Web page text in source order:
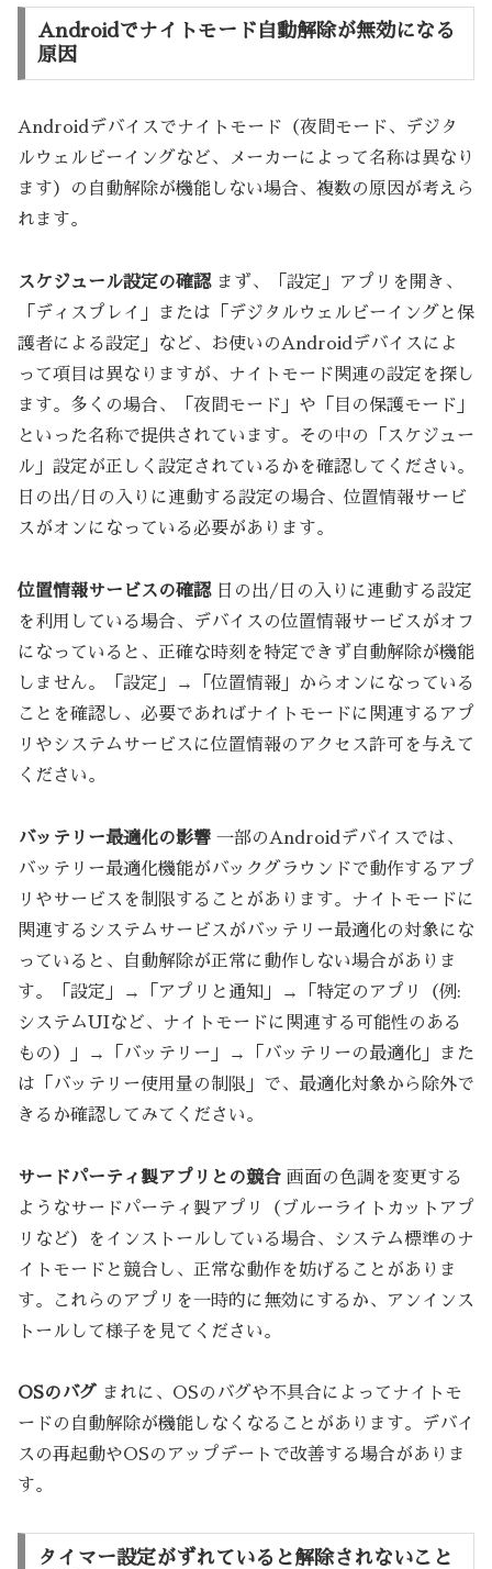
Androidでナイトモード自動解除が無効になる
原因
Androidデバイスでナイトモード（夜間モード、デジタ
ルウェルビーイングなど、メーカーによって名称は異なり
ます）の自動解除が機能しない場合、複数の原因が考えら
れます。
スケジュール設定の確認まず、「設定」アプリを開き、
「ディスプレイ」または「デジタルウェルビーイングと保
護者による設定」など、お使いのAndroidデバイスによ
って項目は異なりますが、ナイトモード関連の設定を探し
ます。多くの場合、「夜間モード」や「目の保護モード」
といった名称で提供されています。その中の「スケジュー
ル」設定が正しく設定されているかを確認してください。
日の出/日の入りに連動する設定の場合、位置情報サービ
スがオンになっている必要があります。
位置情報サービスの確認日の出/日の入りに連動する設定
を利用している場合、デバイスの位置情報サービスがオフ
になっていると、正確な時刻を特定できず自動解除が機能
しません。「設定」→「位置情報」からオンになっている
ことを確認し、必要であればナイトモードに関連するアプ
リやシステムサービスに位置情報のアクセス許可を与えて
ください。
バッテリー最適化の影響 一部のAndroidデバイスでは、
バッテリー最適化機能がバックグラウンドで動作するアプ
リやサービスを制限することがあります。ナイトモードに
関連するシステムサービスがバッテリー最適化の対象にな
っていると、自動解除が正常に動作しない場合がありま
す。「設定」→「アプリと通知」→「特定のアプリ（例:
システムUIなど、ナイトモードに関連する可能性のある
もの）」→「バッテリー」→「バッテリーの最適化」また
は「バッテリー使用量の制限」で、最適化対象から除外で
きるか確認してみてください。
サードパーティ製アプリとの競合 画面の色調を変更する
ようなサードパーティ製アプリ（ブルーライトカットアプ
リなど）をインストールしている場合、システム標準のナ
イトモードと競合し、正常な動作を妨げることがありま
す。これらのアプリを一時的に無効にするか、アンインス
トールして様子を見てください。
OSのバグ
まれに、OSのバグや不具合によってナイトモ
ードの自動解除が機能しなくなることがあります。デバイ
スの再起動やOSのアップデートで改善する場合がありま
す。
タイマー設定がずれていると解除されないこと